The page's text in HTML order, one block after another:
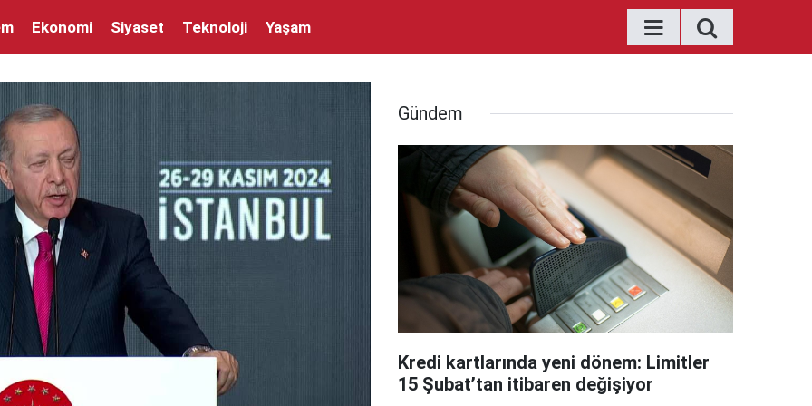
Ekonomi Siyaset Teknoloji Yaşam
Gündem
Kredi kartlarında yeni dönem: Limitler
15 Şubat’tan itibaren değişiyor